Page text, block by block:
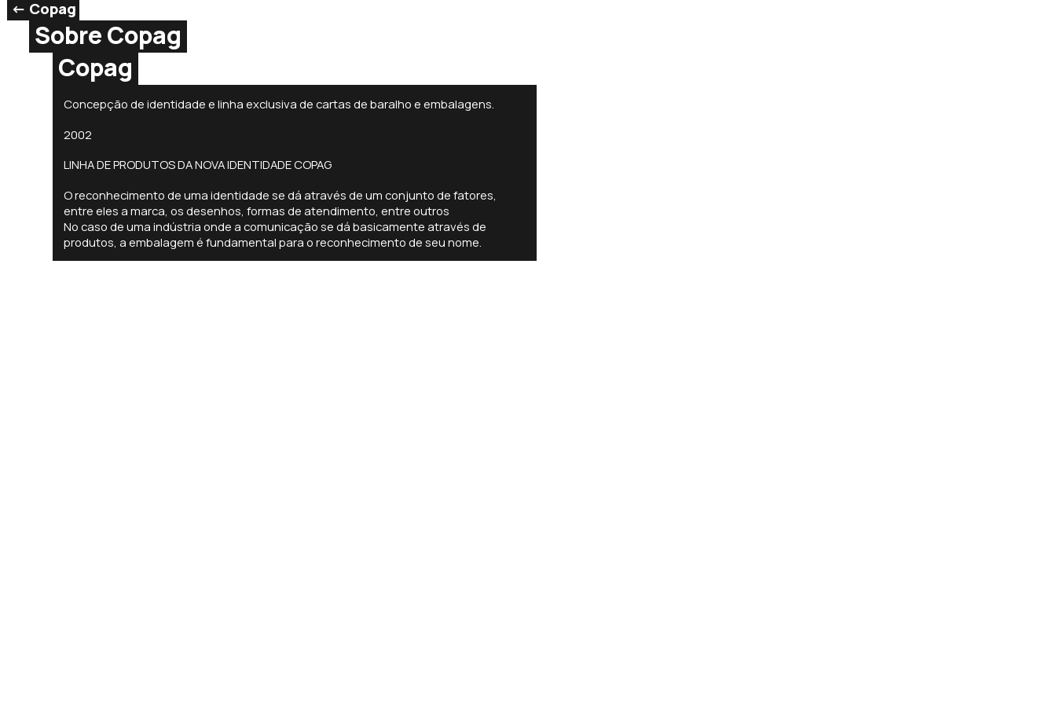
<- Copag
Sobre Copag
Copag
Concepção de identidade e linha exclusiva de cartas de baralho e embalagens.
2002
LINHA DE PRODUTOS DA NOVA IDENTIDADE COPAG
O reconhecimento de uma identidade se dá através de um conjunto de fatores,
entre eles a marca, os desenhos, formas de atendimento, entre outros
No caso de uma indústria onde a comunicação se dá basicamente através de
produtos, a embalagem é fundamental para o reconhecimento de seu nome.